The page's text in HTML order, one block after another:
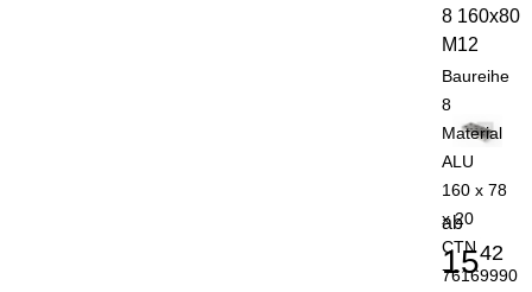
8 160x80
M12
Baureihe
8
Material
ALU
160 x 78
x 20
CTN
76169990
ab
1542